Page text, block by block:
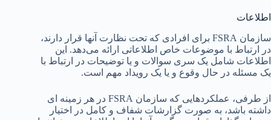
اطلاعات
سازمان FSRA برای افرادی که تحت نظارت آنها قرار دارند،
در ارتباط با موضوعات خاص اطلاعاتی ارائه می‌دهد. این
اطلاعات شامل یک سری سوالات و یا توضیحات در ارتباط با
یک مسئله در حال وقوع و یا یک رویداد مهم است.
از طرفی، عملکردهایی که سازمان FSRA در هر زمینه ای
داشته باشد، به صورت گزارشات شفاف و کامل در اختیار